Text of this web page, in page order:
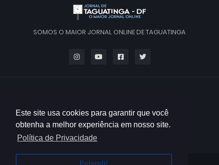
Este site usa cookies para garantir que você
obtenha a melhor experiência em nosso site.
Política de Privacidade
Entendi!
SOMOS O MAIOR JORNAL ONLINE DE TAGUATINGA